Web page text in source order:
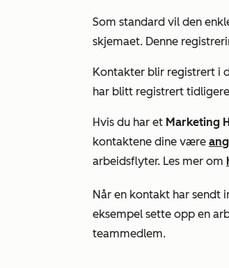
Som standard vil den
skjemaet. Denne
Kontakter blir registrert i
har blitt registrert
Hvis du har et Marketing
kontaktene dine være
arbeidsflyter. Les mer om
Når en kontakt har sendt
eksempel sette opp en
teammedlem.